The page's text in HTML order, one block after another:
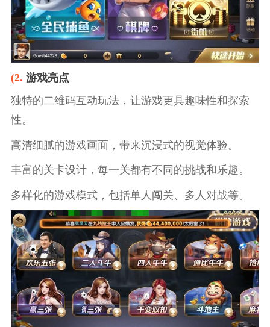
(2. 游戏亮点
独特的二维码互动玩法，让游戏更具趣味性和探索
性。
高清细腻的游戏画面，带来沉浸式的视觉体验。
丰富的关卡设计，每一关都有不同的挑战和乐趣。
多样化的游戏模式，包括单人闯关、多人对战等。